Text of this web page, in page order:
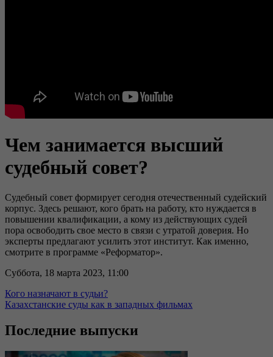
Чем занимается высший
судебный совет?
Судебный совет формирует сегодня отечественный судейский
корпус. Здесь решают, кого брать на работу, кто нуждается в
повышении квалификации, а кому из действующих судей
пора освободить свое место в связи с утратой доверия. Но
эксперты предлагают усилить этот институт. Как именно,
смотрите в программе «Реформатор».
Суббота, 18 марта 2023, 11:00
Кого назначают в судьи?
Казахстанские суды как в западных фильмах
Последние выпуски